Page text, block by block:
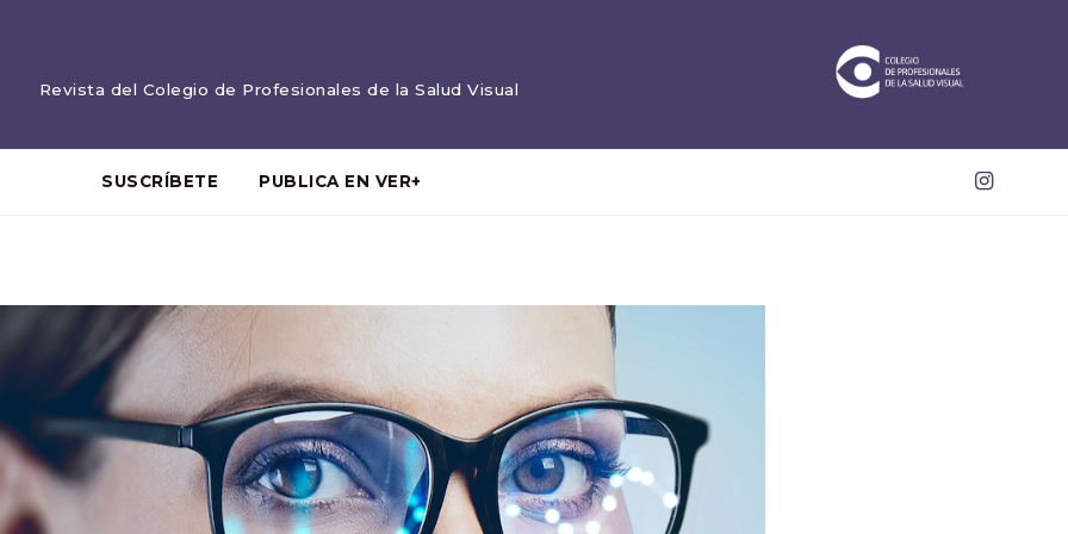
Revista del Colegio de Profesionales de la Salud Visual
SUSCRÍBETE PUBLICA EN VER+